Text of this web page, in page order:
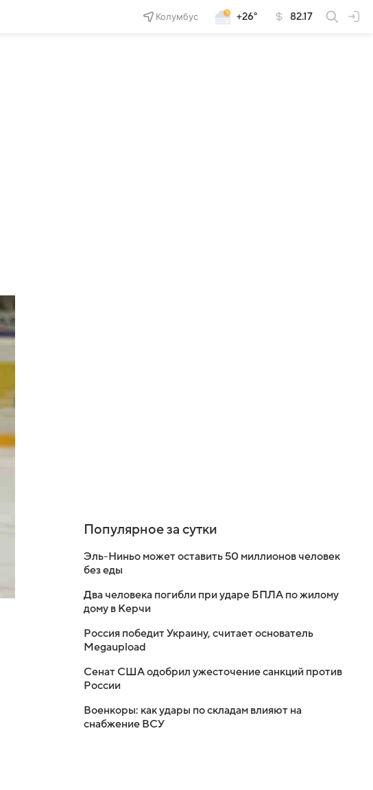
Колумбус +26° 82.17
Популярное за сутки
Эль-Ниньо может оставить 50 миллионов человек
без еды
Два человека погибли при ударе БПЛА по жилому
дому в Керчи
Россия победит Украину, считает основатель
Megaupload
Сенат США одобрил ужесточение санкций против
России
Военкоры: как удары по складам влияют на
снабжение ВСУ